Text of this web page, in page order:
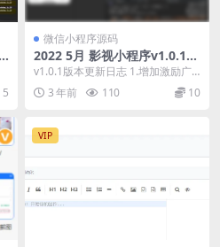
5
微信小程序源码
2022 5月 影视小程序v1.0.1版
新增过审功能 +视频教程
v1.0.1版本更新日志 1.增加激励广
告 2.增加插屏广告 3.增加视频贴片
广...3 年前 110 10
VIP